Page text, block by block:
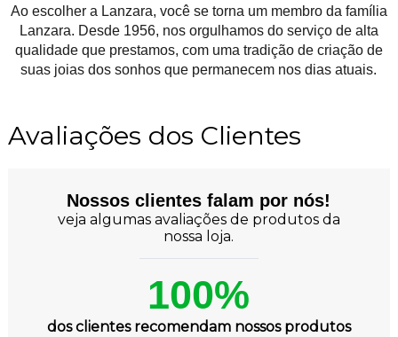
Ao escolher a Lanzara, você se torna um membro da família
Lanzara. Desde 1956, nos orgulhamos do serviço de alta
qualidade que prestamos, com uma tradição de criação de
suas joias dos sonhos que permanecem nos dias atuais.
Avaliações dos Clientes
Nossos clientes falam por nós!
veja algumas avaliações de produtos da
nossa loja.
100%
dos clientes recomendam nossos produtos